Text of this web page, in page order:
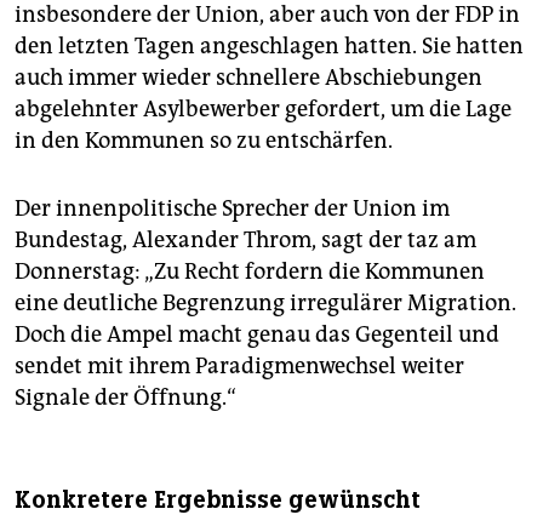
insbesondere der Union, aber auch von der FDP in
den letzten Tagen angeschlagen hatten. Sie hatten
auch immer wieder schnellere Abschiebungen
abgelehnter Asylbewerber gefordert, um die Lage
in den Kommunen so zu entschärfen.
Der innenpolitische Sprecher der Union im
Bundestag, Alexander Throm, sagt der taz am
Donnerstag: „Zu Recht fordern die Kommunen
eine deutliche Begrenzung irregulärer Migration.
Doch die Ampel macht genau das Gegenteil und
sendet mit ihrem Paradigmenwechsel weiter
Signale der Öffnung.“
Konkretere Ergebnisse gewünscht